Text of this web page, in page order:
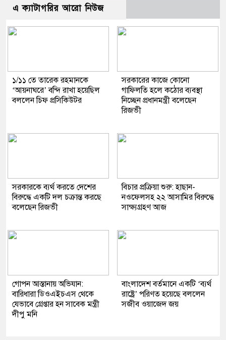
এ ক্যাটাগরির আরো নিউজ
১/১১ তে তারেক রহমানকে
‘আয়নাঘরে’ বন্দি রাখা হয়েছিল
বললেন চিফ প্রসিকিউটর
সরকারের কাজে কোনো
গাফিলতি হলে কঠোর ব্যবস্থা
নিচ্ছেন প্রধানমন্ত্রী বলেছেন
রিজভী
সরকারকে ব্যর্থ করতে দেশের
বিরুদ্ধে একটি দল চক্রান্ত করছে
বলেছেন রিজভী
বিচার প্রক্রিয়া শুরু: হাছান-
নওফেলসহ ২২ আসামির বিরুদ্ধে
সাক্ষ্যগ্রহণ আজ
গোপন আস্তানায় অভিযান:
বারিধারা ডিওএইচএস থেকে
যেভাবে গ্রেপ্তার হন সাবেক মন্ত্রী
দীপু মনি
বাংলাদেশ বর্তমানে একটি ‘ব্যর্থ
রাষ্ট্রে’ পরিণত হয়েছে বললেন
সজীব ওয়াজেদ জয়